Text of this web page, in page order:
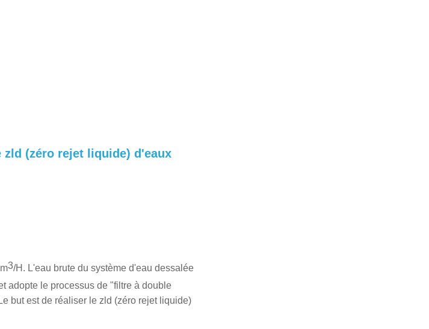
(zéro rejet liquide) d'eaux
3/H. L'eau brute du système d'eau dessalée
adopte le processus de "filtre à double
but est de réaliser le zld (zéro rejet liquide)